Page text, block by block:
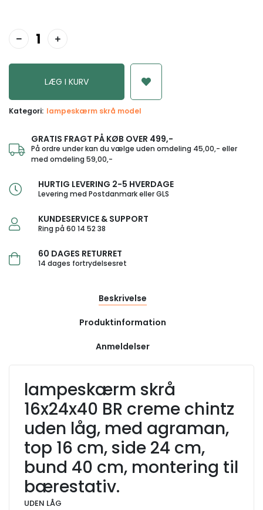
Kategori: lampeskærm skrå model
GRATIS FRAGT PÅ KØB OVER 499,-
På ordre under kan du vælge uden omdeling 45,00,- eller
med omdeling 59,00,-
HURTIG LEVERING 2-5 HVERDAGE
Levering med Postdanmark eller GLS
KUNDESERVICE & SUPPORT
Ring på 60 14 52 38
60 DAGES RETURRET
14 dages fortrydelsesret
Beskrivelse
Produktinformation
Anmeldelser
lampeskærm skrå
16x24x40 BR creme chintz
uden låg, med agraman,
top 16 cm, side 24 cm,
bund 40 cm, montering til
bærestativ.
UDEN LÅG